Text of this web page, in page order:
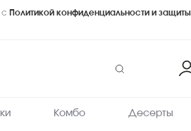
с Политикой конфиденциальности и защиты
Комбо Десерты